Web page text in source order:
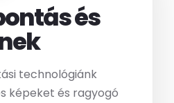
és
technológiánk
képeket és ragyogó